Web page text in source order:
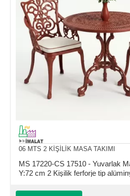
06 MTS 2 KİŞİLİK MASA TAKIMI
MS 17220-CS 17510 - Yuvarlak
Y:72 cm 2 Kişilik ferforje tip